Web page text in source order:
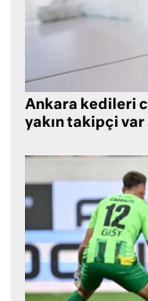
Ankara kedileri
yakın takipçi var